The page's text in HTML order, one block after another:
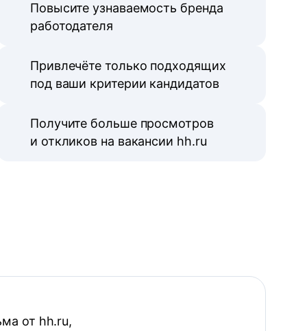
Повысите узнаваемость бренда
работодателя
Привлечёте только подходящих
под ваши критерии кандидатов
Получите больше просмотров
и откликов на вакансии hh.ru
от hh.ru,